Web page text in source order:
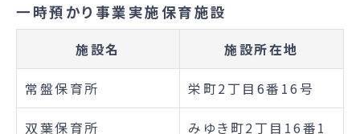
一時預かり事業実施保育施設
施設名 施設所在地
常盤保育所 栄町2丁目6番16号
双葉保育所
みゆき町2丁目16番1